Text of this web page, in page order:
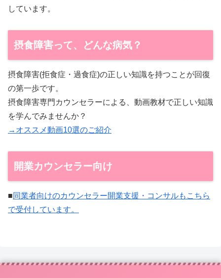
しています。
摂食障害って、どんな病気？
摂食障害(拒食症・過食症)の正しい知識を持つことが回復
の第一歩です。
摂食障害専門カウンセラーによる、動画教材で正しい知識
を学んでみませんか？
→オススメ動画10選のご紹介
開業カウンセラー向け
■同業者向けのカウンセラー開業支援・コンサルもこちら
で受付しています。